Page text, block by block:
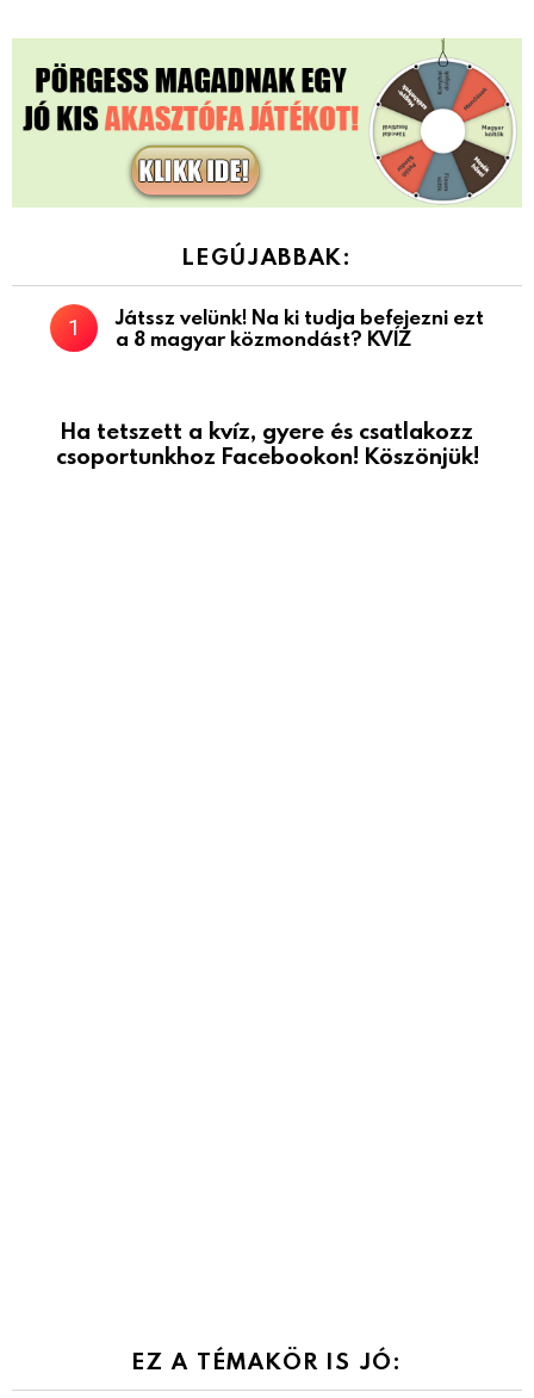
LEGÚJABBAK:
Játssz velünk! Na ki tudja befejezni ezt
a 8 magyar közmondást? KVÍZ
Ha tetszett a kvíz, gyere és csatlakozz
csoportunkhoz Facebookon! Köszönjük!
EZ A TÉMAKÖR IS JÓ: